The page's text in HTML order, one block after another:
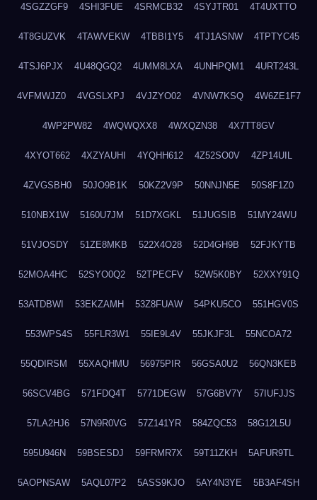
4SGZZGF9 4SHI3FUE 4SRMCB32 4SYJTR01 4T4UXTTO
4T8GUZVK 4TAWVEKW 4TBBI1Y5 4TJ1ASNW 4TPTYC45
4TSJ6PJX 4U48QGQ2 4UMM8LXA 4UNHPQM1 4URT243L
4VFMWJZ0 4VGSLXPJ 4VJZYO02 4VNW7KSQ 4W6ZE1F7
4WP2PW82 4WQWQXX8 4WXQZN38 4X7TT8GV
4XYOT662 4XZYAUHI 4YQHH612 4Z52SO0V 4ZP14UIL
4ZVGSBH0 50JO9B1K 50KZ2V9P 50NNJN5E 50S8F1Z0
510NBX1W 5160U7JM 51D7XGKL 51JUGSIB 51MY24WU
51VJOSDY 51ZE8MKB 522X4O28 52D4GH9B 52FJKYTB
52MOA4HC 52SYO0Q2 52TPECFV 52W5K0BY 52XXY91Q
53ATDBWI 53EKZAMH 53Z8FUAW 54PKU5CO 551HGV0S
553WPS4S 55FLR3W1 55IE9L4V 55JKJF3L 55NCOA72
55QDIRSM 55XAQHMU 56975PIR 56GSA0U2 56QN3KEB
56SCV4BG 571FDQ4T 5771DEGW 57G6BV7Y 57IUFJJS
57LA2HJ6 57N9R0VG 57Z141YR 584ZQC53 58G12L5U
595U946N 59BSESDJ 59FRMR7X 59T11ZKH 5AFUR9TL
5AOPNSAW 5AQL07P2 5ASS9KJO 5AY4N3YE 5B3AF4SH